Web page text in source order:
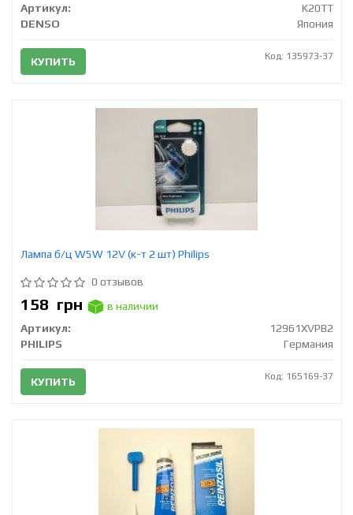
Артикул:
K20TT
DENSO
Япония
КУПИТЬ Код: 135973-37
Лампа б/ц W5W 12V (к-т 2 шт) Philips
0 отзывов
158 грн
в наличии
Артикул:
12961XVPB2
PHILIPS
Германия
КУПИТЬ Код: 165169-37